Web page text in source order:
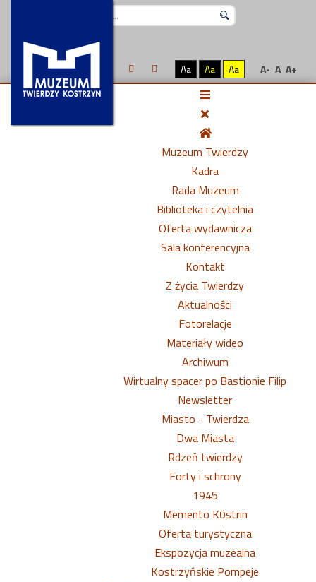
Aa Aa Aa A- A A+
Muzeum Twierdzy
Kadra
Rada Muzeum
Biblioteka i czytelnia
Oferta wydawnicza
Sala konferencyjna
Kontakt
Z życia Twierdzy
Aktualności
Fotorelacje
Materiały wideo
Archiwum
Wirtualny spacer po Bastionie Filip
Newsletter
Miasto - Twierdza
Dwa Miasta
Rdzeń twierdzy
Forty i schrony
1945
Memento Kϋstrin
Oferta turystyczna
Ekspozycja muzealna
Kostrzyńskie Pompeje